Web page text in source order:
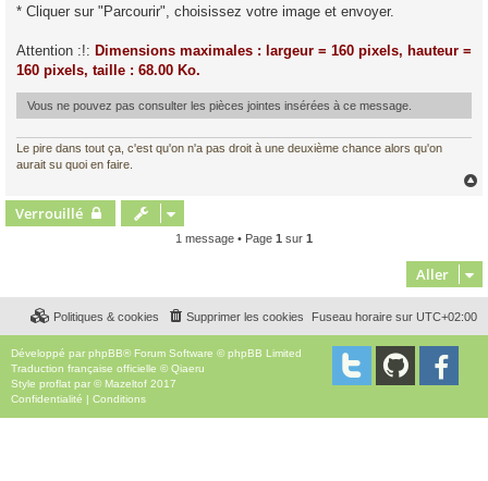
* Cliquer sur "Parcourir", choisissez votre image et envoyer.
Attention :!: Dimensions maximales : largeur = 160 pixels, hauteur =
160 pixels, taille : 68.00 Ko.
Vous ne pouvez pas consulter les pièces jointes insérées à ce message.
Le pire dans tout ça, c'est qu'on n'a pas droit à une deuxième chance alors qu'on
aurait su quoi en faire.
Verrouillé
1 message • Page 1 sur 1
Aller
Fuseau horaire sur UTC+02:00
Supprimer les cookies
Politiques & cookies
Développé par phpBB® Forum Software © phpBB Limited
Traduction française officielle ©Qiaeru
Style proflat par © Mazeltof 2017
Confidentialité | Conditions